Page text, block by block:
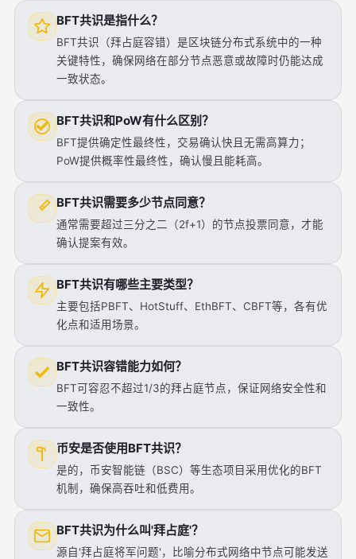
BFT共识是指什么？
BFT共识（拜占庭容错）是区块链分布式系统中的一种
关键特性，确保网络在部分节点恶意或故障时仍能达成
一致状态。
BFT共识和PoW有什么区别？
BFT提供确定性最终性，交易确认快且无需高算力；
PoW提供概率性最终性，确认慢且能耗高。
BFT共识需要多少节点同意？
通常需要超过三分之二（2f+1）的节点投票同意，才能
确认提案有效。
BFT共识有哪些主要类型？
主要包括PBFT、HotStuff、EthBFT、CBFT等，各有优
化点和适用场景。
BFT共识容错能力如何？
BFT可容忍不超过1/3的拜占庭节点，保证网络安全性和
一致性。
币安是否使用BFT共识？
是的，币安智能链（BSC）等生态项目采用优化的BFT
机制，确保高吞吐和低费用。
BFT共识为什么叫'拜占庭'？
源自'拜占庭将军问题'，比喻分布式网络中节点可能发送